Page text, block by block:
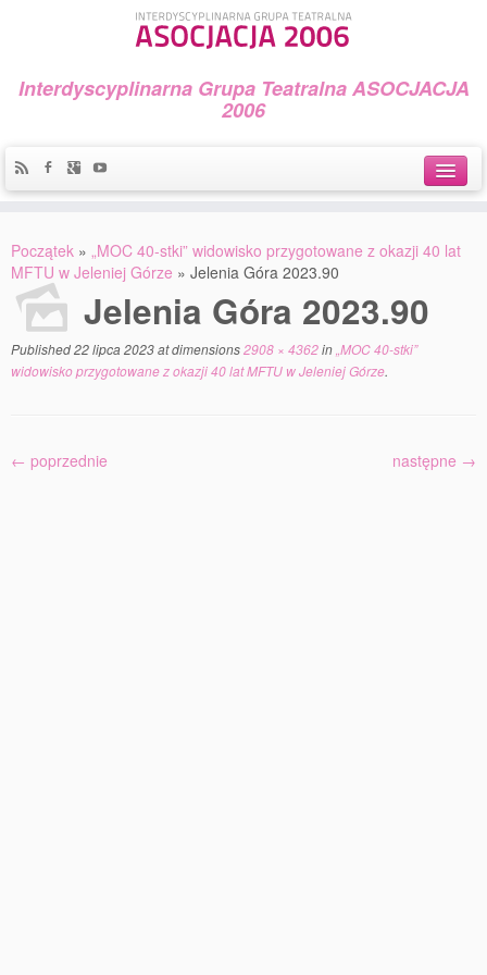
Interdyscyplinarna Grupa Teatralna ASOCJACJA
2006
Widowiska i spektakle
Teatralny Golęcin
Przystań Teatralna
Początek » „MOC 40-stki” widowisko przygotowane z okazji 40 lat
MFTU w Jeleniej Górze » Jelenia Góra 2023.90
Jelenia Góra 2023.90
Published22 lipca 2023at dimensions2908 × 4362in „MOC 40-stki”
widowisko przygotowane z okazji 40 lat MFTU w Jeleniej Górze.
← poprzednie następne →